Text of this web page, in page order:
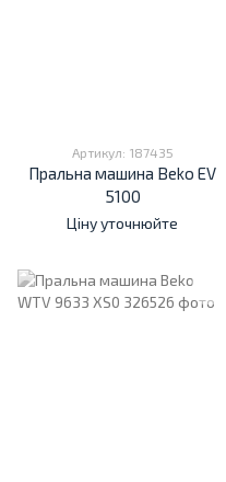
Артикул: 187435
Пральна машина Beko EV
5100
Ціну уточнюйте